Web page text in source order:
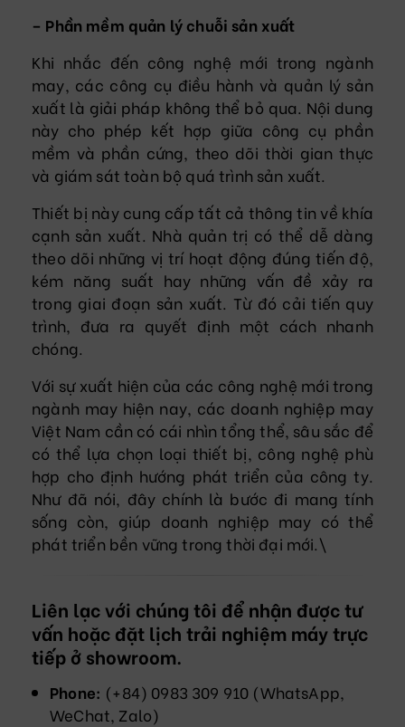
– Phần mềm quản lý chuỗi sản xuất
Khi nhắc đến công nghệ mới trong ngành
may, các công cụ điều hành và quản lý sản
xuất là giải pháp không thể bỏ qua. Nội dung
này cho phép kết hợp giữa công cụ phần
mềm và phần cứng, theo dõi thời gian thực
và giám sát toàn bộ quá trình sản xuất.
Thiết bị này cung cấp tất cả thông tin về khía
cạnh sản xuất. Nhà quản trị có thể dễ dàng
theo dõi những vị trí hoạt động đúng tiến độ,
kém năng suất hay những vấn đề xảy ra
trong giai đoạn sản xuất. Từ đó cải tiến quy
trình, đưa ra quyết định một cách nhanh
chóng.
Với sự xuất hiện của các công nghệ mới trong
ngành may hiện nay, các doanh nghiệp may
Việt Nam cần có cái nhìn tổng thể, sâu sắc để
có thể lựa chọn loại thiết bị, công nghệ phù
hợp cho định hướng phát triển của công ty.
Như đã nói, đây chính là bước đi mang tính
sống còn, giúp doanh nghiệp may có thể
phát triển bền vững trong thời đại mới.\
Liên lạc với chúng tôi để nhận được tư
vấn hoặc đặt lịch trải nghiệm máy trực
tiếp ở showroom.
Phone: (+84) 0983 309 910 (WhatsApp,
WeChat, Zalo)